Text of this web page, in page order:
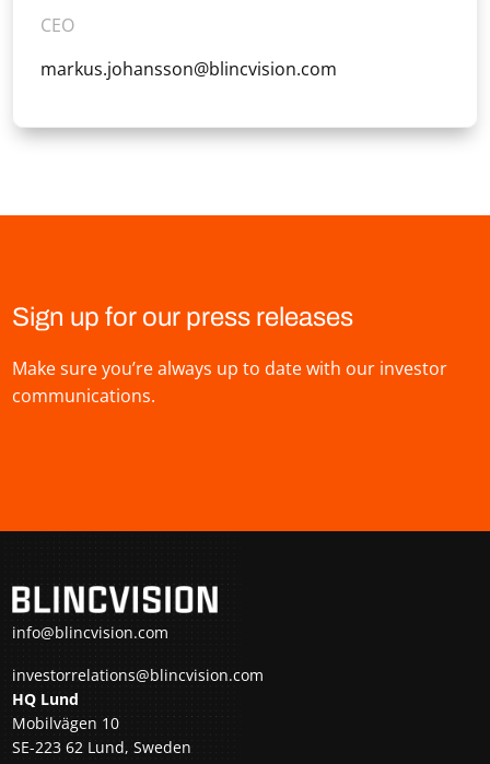
CEO
markus.johansson@blincvision.com
Sign up for our press releases
Make sure you’re always up to date with our investor
communications.
info@blincvision.com
investorrelations@blincvision.com
HQ Lund
Mobilvägen 10
SE-223 62 Lund, Sweden